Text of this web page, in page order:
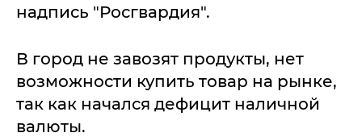
надпись "Росгвардия".
В город не завозят продукты, нет
возможности купить товар на рынке,
так как начался дефицит наличной
валюты.